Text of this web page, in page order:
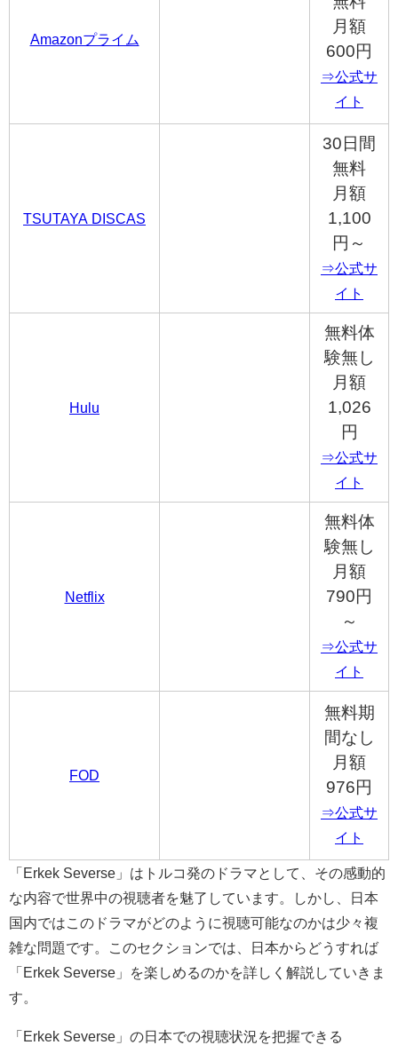
Amazonプライム
月額
600円
⇒公式サ
イト
TSUTAYA DISCAS
30日間
無料
月額
1,100
円～
⇒公式サ
イト
Hulu
無料体
験無し
月額
1,026
円
⇒公式サ
イト
Netflix
無料体
験無し
月額
790円
～
⇒公式サ
イト
FOD
無料期
間なし
月額
976円
⇒公式サ
イト
「Erkek Severse」はトルコ発のドラマとして、その感動的
な内容で世界中の視聴者を魅了しています。しかし、日本
国内ではこのドラマがどのように視聴可能なのかは少々複
雑な問題です。このセクションでは、日本からどうすれば
「Erkek Severse」を楽しめるのかを詳しく解説していきま
す。
「Erkek Severse」の日本での視聴状況を把握できる